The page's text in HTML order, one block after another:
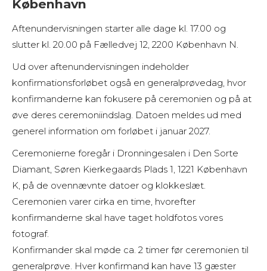
København
Aftenundervisningen starter alle dage kl. 17.00 og
slutter kl. 20.00 på Fælledvej 12, 2200 København N.
Ud over aftenundervisningen indeholder
konfirmationsforløbet også en generalprøvedag, hvor
konfirmanderne kan fokusere på ceremonien og på at
øve deres ceremoniindslag. Datoen meldes ud med
generel information om forløbet i januar 2027.
Ceremonierne foregår i Dronningesalen i Den Sorte
Diamant, Søren Kierkegaards Plads 1, 1221 København
K, på de ovennævnte datoer og klokkeslæt.
Ceremonien varer cirka en time, hvorefter
konfirmanderne skal have taget holdfotos vores
fotograf.
Konfirmander skal møde ca. 2 timer før ceremonien til
generalprøve. Hver konfirmand kan have 13 gæster